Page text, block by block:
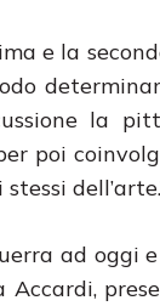
e la
la
poi
ad oggi